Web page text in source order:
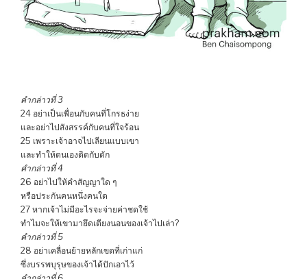
คำกล่าวที่ 3
24 อย่าเป็นเพื่อนกับคนที่โกรธง่าย
และอย่าไปสังสรรค์กับคนที่ใจร้อน
25 เพราะเจ้าอาจไปเลียนแบบเขา
และทำให้ตนเองติดกับดัก
คำกล่าวที่ 4
26 อย่าไปให้คำสัญญาใด ๆ
หรือประกันคนหนึ่งคนใด
27 หากเจ้าไม่มีอะไรจะจ่ายค่าชดใช้
ทำไมจะให้เขามายึดเตียงนอนของเจ้าไปเล่า?
คำกล่าวที่ 5
28 อย่าเคลื่อนย้ายหลักเขตที่เก่าแก่
ซึ่งบรรพบุรุษของเจ้าได้ปักเอาไว้